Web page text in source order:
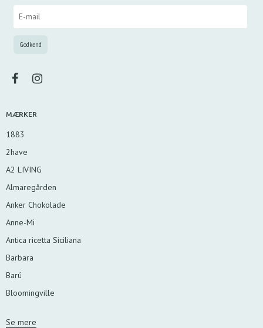
MÆRKER
1883
2have
A2 LIVING
Almaregården
Anker Chokolade
Anne-Mi
Antica ricetta Siciliana
Barbara
Barú
Bloomingville
Se mere